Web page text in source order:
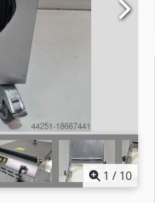
1 / 10